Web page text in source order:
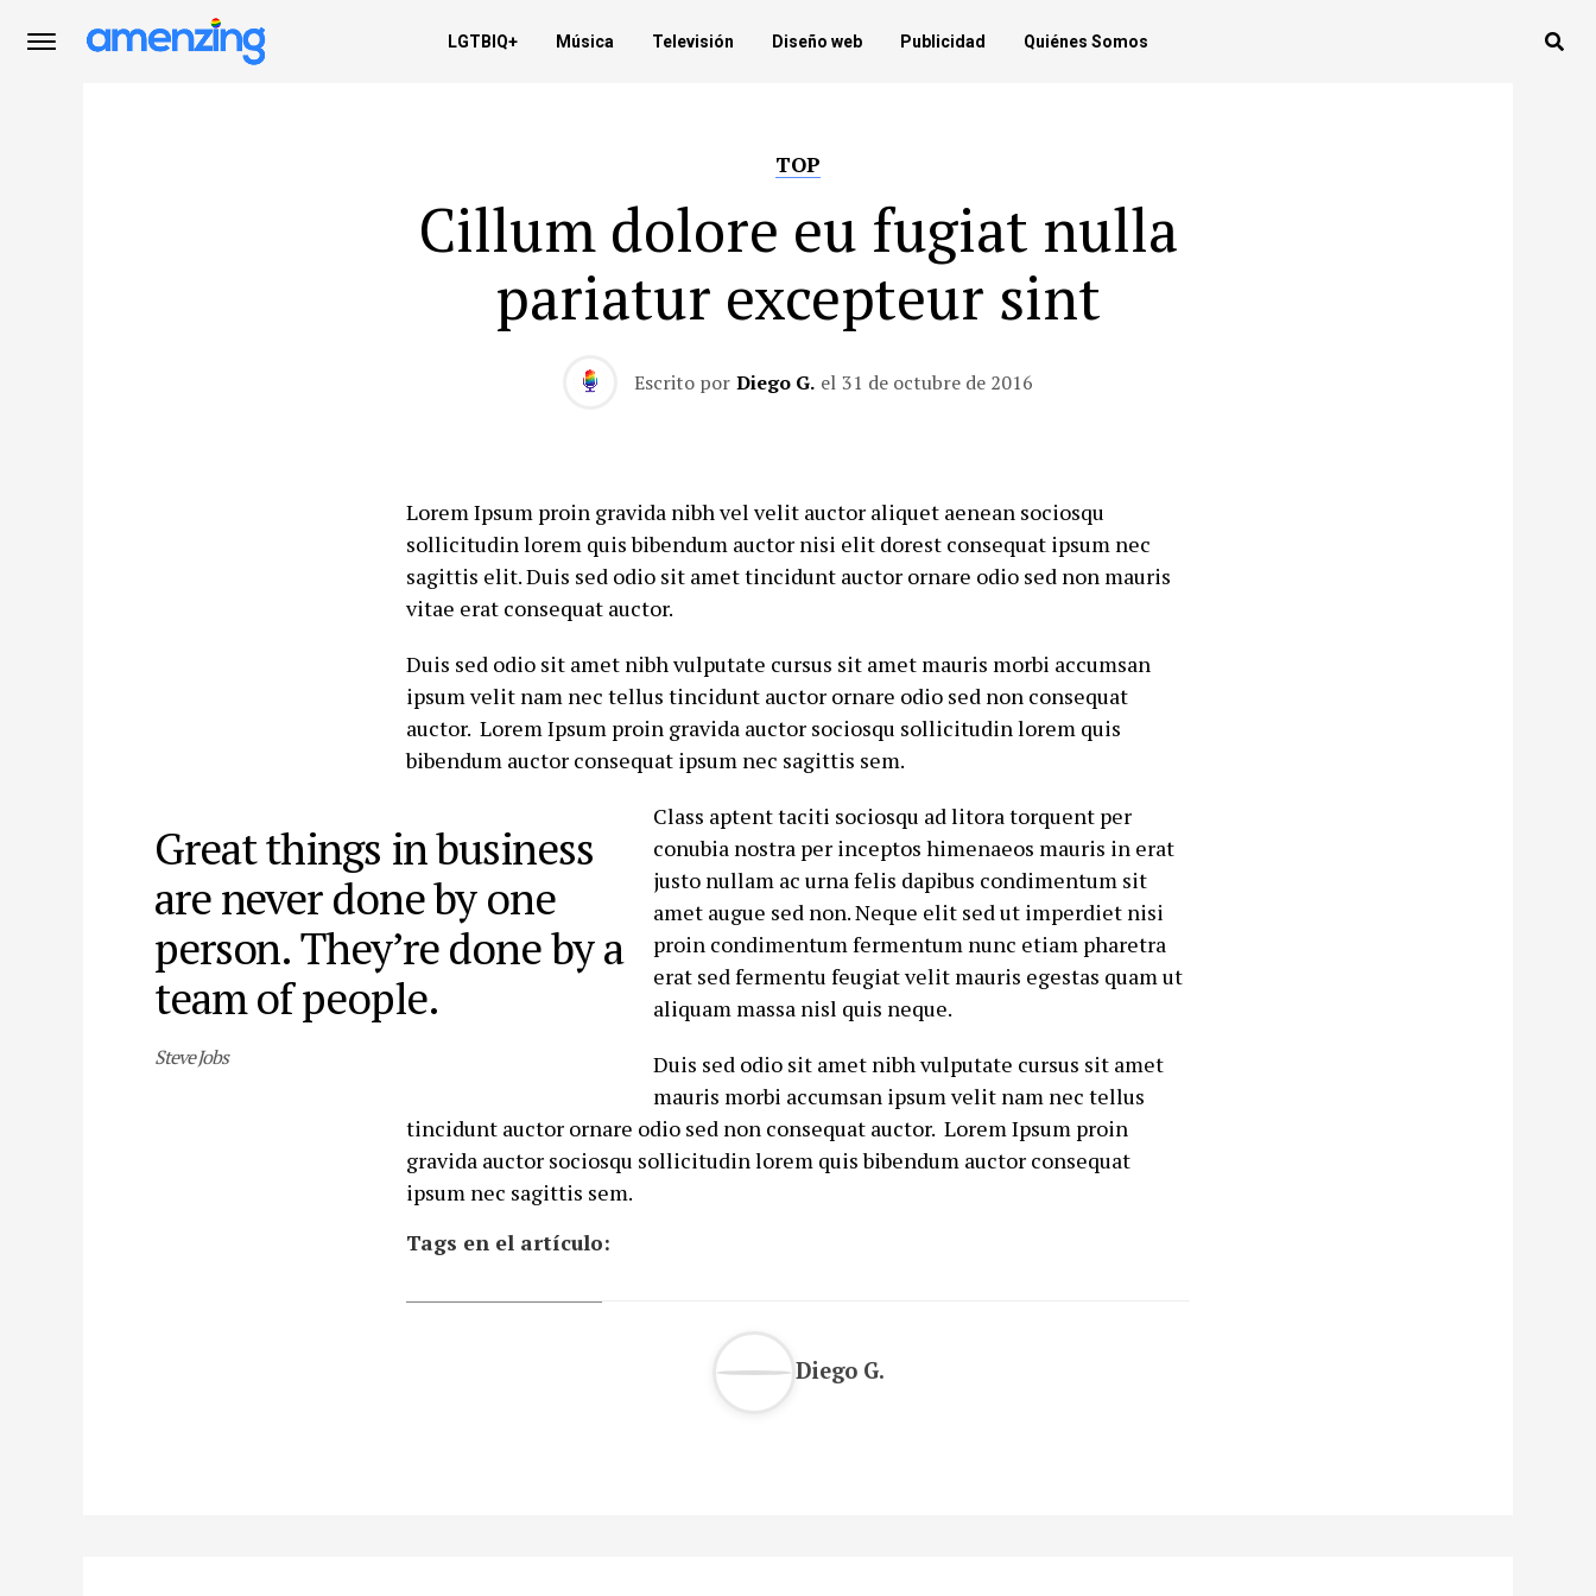
LGTBIQ+ Música Televisión Diseño web Publicidad Quiénes Somos
TOP
Cillum dolore eu fugiat nulla
pariatur excepteur sint
Escrito por Diego G. el 31 de octubre de 2016
Lorem Ipsum proin gravida nibh vel velit auctor aliquet aenean sociosqu
sollicitudin lorem quis bibendum auctor nisi elit dorest consequat ipsum nec
sagittis elit. Duis sed odio sit amet tincidunt auctor ornare odio sed non mauris
vitae erat consequat auctor.
Duis sed odio sit amet nibh vulputate cursus sit amet mauris morbi accumsan
ipsum velit nam nec tellus tincidunt auctor ornare odio sed non consequat
auctor. Lorem Ipsum proin gravida auctor sociosqu sollicitudin lorem quis
bibendum auctor consequat ipsum nec sagittis sem.
Great things in business
are never done by one
person. They’re done by a
team of people.
Steve Jobs
Class aptent taciti sociosqu ad litora torquent per
conubia nostra per inceptos himenaeos mauris in erat
justo nullam ac urna felis dapibus condimentum sit
amet augue sed non. Neque elit sed ut imperdiet nisi
proin condimentum fermentum nunc etiam pharetra
erat sed fermentu feugiat velit mauris egestas quam ut
aliquam massa nisl quis neque.
Duis sed odio sit amet nibh vulputate cursus sit amet
mauris morbi accumsan ipsum velit nam nec tellus
tincidunt auctor ornare odio sed non consequat auctor. Lorem Ipsum proin
gravida auctor sociosqu sollicitudin lorem quis bibendum auctor consequat
ipsum nec sagittis sem.
Tags en el artículo:
Diego G.